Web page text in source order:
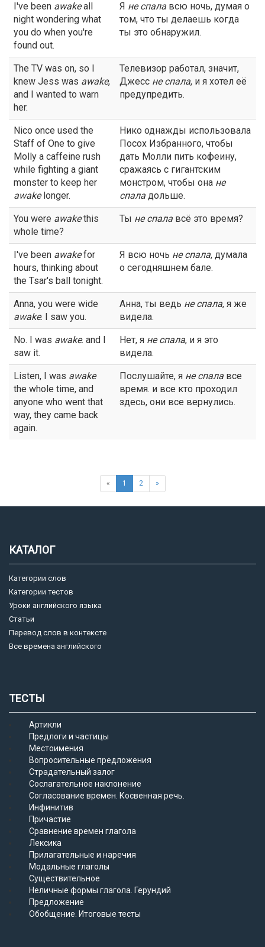
I've been awakeall
night wondering what
you do when you're
found out.
Я не спала всю ночь, думая о
том, что ты делаешь когда
ты это обнаружил.
The TV was on, so I
knew Jess was awake,
and I wanted to warn
her.
Телевизор работал, значит,
Джесс не спала, и я хотел её
предупредить.
Nico once used the
Staff of One to give
Molly a caffeine rush
while fighting a giant
monster to keep her
awakelonger.
Нико однажды использовала
Посох Избранного, чтобы
дать Молли пить кофеину,
сражаясь с гигантским
монстром, чтобы она не
спала дольше.
You were awakethis
whole time?
Ты не спала всё это время?
I've been awakefor
hours, thinking about
the Tsar's ball tonight.
Я всю ночь не спала, думала
о сегодняшнем бале.
Anna, you were wide
awake. I saw you.
Анна, ты ведь не спала, я же
видела.
No. I was awake. and I
saw it.
Нет, я не спала, и я это
видела.
Listen, I was awake
the whole time, and
anyone who went that
way, they came back
again.
Послушайте, я не спала все
время. и все кто проходил
здесь, они все вернулись.
« 1 2 »
КАТАЛОГ
Категории слов
Категории тестов
Уроки английского языка
Статьи
Перевод слов в контексте
Все времена английского
ТЕСТЫ
Артикли
Предлоги и частицы
Местоимения
Вопросительные предложения
Страдательный залог
Сослагательное наклонение
Согласование времен. Косвенная речь.
Инфинитив
Причастие
Сравнение времен глагола
Лексика
Прилагательные и наречия
Модальные глаголы
Существительное
Неличные формы глагола. Герундий
Предложение
Обобщение. Итоговые тесты